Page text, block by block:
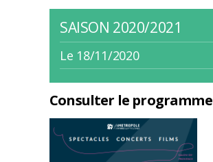
SAISON 2020/2021
Le 18/11/2020
Consulter le programme